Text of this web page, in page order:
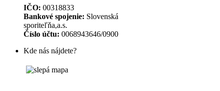
IČO: 00318833
Bankové spojenie: Slovenská
sporiteľňa,a.s.
Číslo účtu: 0068943646/0900
Kde nás nájdete?